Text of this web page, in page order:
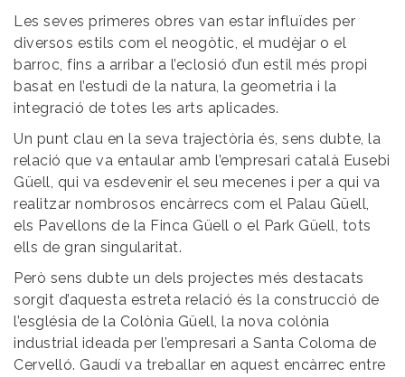
Les seves primeres obres van estar influïdes per
diversos estils com el neogòtic, el mudèjar o el
barroc, fins a arribar a l’eclosió d’un estil més propi
basat en l’estudi de la natura, la geometria i la
integració de totes les arts aplicades.
Un punt clau en la seva trajectòria és, sens dubte, la
relació que va entaular amb l’empresari català Eusebi
Güell, qui va esdevenir el seu mecenes i per a qui va
realitzar nombrosos encàrrecs com el Palau Güell,
els Pavellons de la Finca Güell o el Park Güell, tots
ells de gran singularitat.
Però sens dubte un dels projectes més destacats
sorgit d’aquesta estreta relació és la construcció de
l’església de la Colònia Güell, la nova colònia
industrial ideada per l’empresari a Santa Coloma de
Cervelló. Gaudí va treballar en aquest encàrrec entre